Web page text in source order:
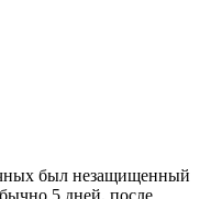
был незащищенный
5 дней, после